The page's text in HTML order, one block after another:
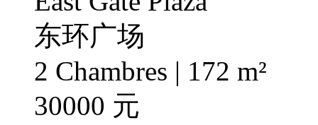
东环广场
2 Chambres | 172 m²
30000 元